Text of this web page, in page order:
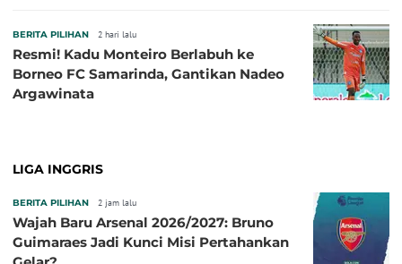
BERITA PILIHAN 2 hari lalu
Resmi! Kadu Monteiro Berlabuh ke
Borneo FC Samarinda, Gantikan Nadeo
Argawinata
LIGA INGGRIS
BERITA PILIHAN 2 jam lalu
Wajah Baru Arsenal 2026/2027: Bruno
Guimaraes Jadi Kunci Misi Pertahankan